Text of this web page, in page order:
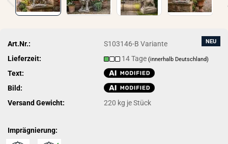
NEU
Art.Nr.:
S103146-B Variante
Lieferzeit:
14 Tage(innerhalb Deutschland)
Text:
Bild:
Versand Gewicht:
220 kg je Stück
Imprägnierung: